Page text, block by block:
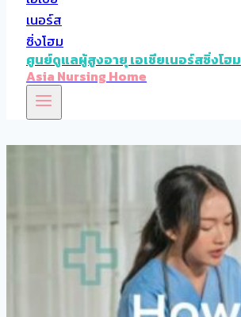
ศูนย์ดูแลผู้สูงอายุ เอเชียเนอร์สซิ่งโฮม
Asia Nursing Home